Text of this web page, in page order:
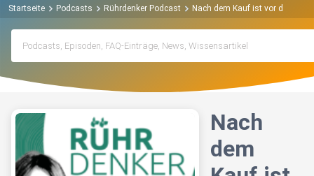
Startseite Podcasts Rührdenker Podcast Nach dem Kauf ist vor der
Nach
dem